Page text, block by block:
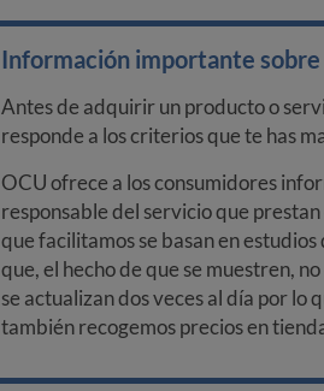
Información importante
Antes de adquirir un producto o
responde a los criterios que te has
OCU ofrece a los consumidores
responsable del servicio que
que facilitamos se basan en
que, el hecho de que se muestren,
se actualizan dos veces al día por lo
también recogemos precios en